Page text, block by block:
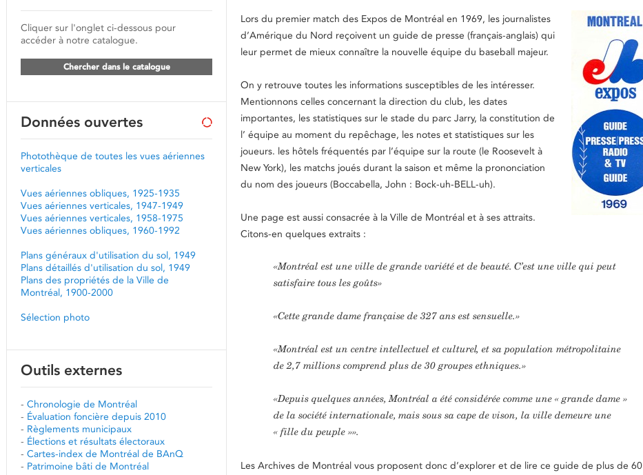
Lors du premier match des Expos de Montréal en 1969, les journalistes
d’Amérique du Nord reçoivent un guide de presse (français-anglais) qui
leur permet de mieux connaître la nouvelle équipe du baseball majeur.
On y retrouve toutes les informations susceptibles de les intéresser.
Mentionnons celles concernant la direction du club, les dates
importantes, les statistiques sur le stade du parc Jarry, la constitution de
l’ équipe au moment du repêchage, les notes et statistiques sur les
joueurs. les hôtels fréquentés par l’équipe sur la route (le Roosevelt à
New York), les matchs joués durant la saison et même la prononciation
du nom des joueurs (Boccabella, John : Bock-uh-BELL-uh).
Une page est aussi consacrée à la Ville de Montréal et à ses attraits.
Citons-en quelques extraits :
«Montréal est une ville de grande variété et de beauté. C’est une ville qui peut
satisfaire tous les goûts»
«Cette grande dame française de 327 ans est sensuelle.»
«Montréal est un centre intellectuel et culturel, et sa population métropolitaine
de 2,7 millions comprend plus de 30 groupes ethniques.»
«Depuis quelques années, Montréal a été considérée comme une « grande dame »
de la société internationale, mais sous sa cape de vison, la ville demeure une
« fille du peuple »».
Les Archives de Montréal vous proposent donc d’explorer et de lire ce guide de plus de 60
Cliquer sur l'onglet ci-dessous pour
accéder à notre catalogue.
Chercher dans le catalogue
Données ouvertes
Photothèque de toutes les vues aériennes
verticales
Vues aériennes obliques, 1925-1935
Vues aériennes verticales, 1947-1949
Vues aériennes verticales, 1958-1975
Vues aériennes obliques, 1960-1992
Plans généraux d'utilisation du sol, 1949
Plans détaillés d'utilisation du sol, 1949
Plans des propriétés de la Ville de
Montréal, 1900-2000
Sélection photo
Outils externes
- Chronologie de Montréal
- Évaluation foncière depuis 2010
- Règlements municipaux
- Élections et résultats électoraux
- Cartes-index de Montréal de BAnQ
- Patrimoine bâti de Montréal